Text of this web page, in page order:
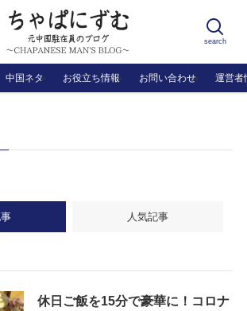
search
中国ネタ お役立ち情報 お問い合わせ 運営者
人気記事
休日ご飯を15分で豪華に！コロナ